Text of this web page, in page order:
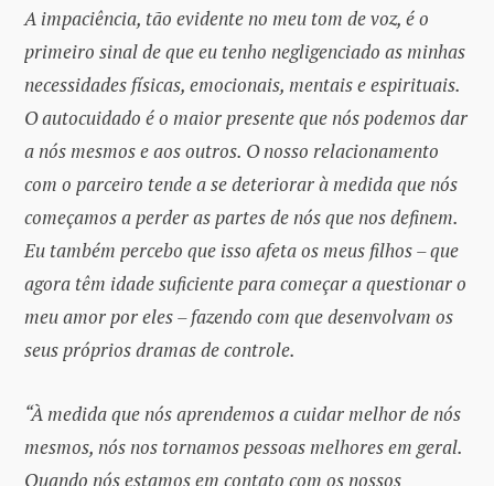
A impaciência, tão evidente no meu tom de voz, é o
primeiro sinal de que eu tenho negligenciado as minhas
necessidades físicas, emocionais, mentais e espirituais.
O autocuidado é o maior presente que nós podemos dar
a nós mesmos e aos outros. O nosso relacionamento
com o parceiro tende a se deteriorar à medida que nós
começamos a perder as partes de nós que nos definem.
Eu também percebo que isso afeta os meus filhos – que
agora têm idade suficiente para começar a questionar o
meu amor por eles – fazendo com que desenvolvam os
seus próprios dramas de controle.
“À medida que nós aprendemos a cuidar melhor de nós
mesmos, nós nos tornamos pessoas melhores em geral.
Quando nós estamos em contato com os nossos